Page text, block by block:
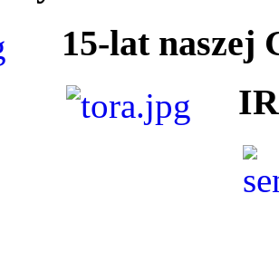
15-lat naszej